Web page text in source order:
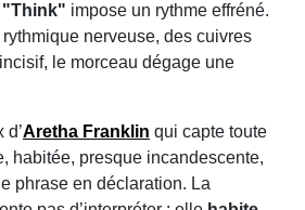
"Think" impose un rythme effréné.
nerveuse, des cuivres
le morceau dégage une
d’Aretha Franklin qui capte toute
habitée, presque incandescente,
phrase en déclaration. La